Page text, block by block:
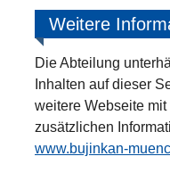
Weitere
Die Abteilung
Inhalten auf dieser
weitere Webseite mit
zusätzlichen
www.bujinkan-